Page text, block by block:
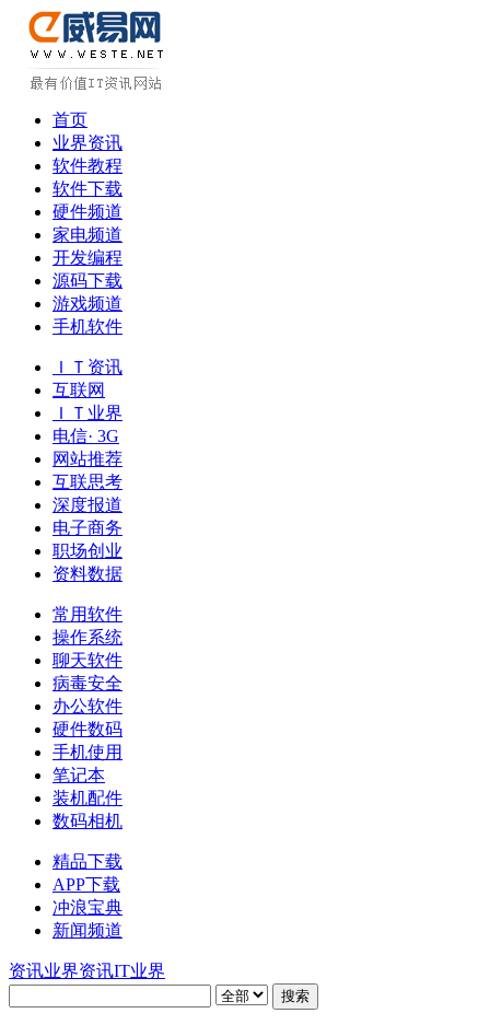
首页
业界资讯
软件教程
软件下载
硬件频道
家电频道
开发编程
源码下载
游戏频道
手机软件
ＩＴ资讯
互联网
ＩＴ业界
电信· 3G
网站推荐
互联思考
深度报道
电子商务
职场创业
资料数据
常用软件
操作系统
聊天软件
病毒安全
办公软件
硬件数码
手机使用
笔记本
装机配件
数码相机
精品下载
APP下载
冲浪宝典
新闻频道
资讯业界资讯IT业界